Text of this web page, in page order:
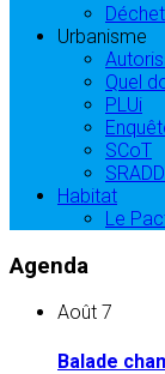
Urbanisme
Quel
PLUi
SCoT
Habitat
Le
Agenda
Août 7
Balade